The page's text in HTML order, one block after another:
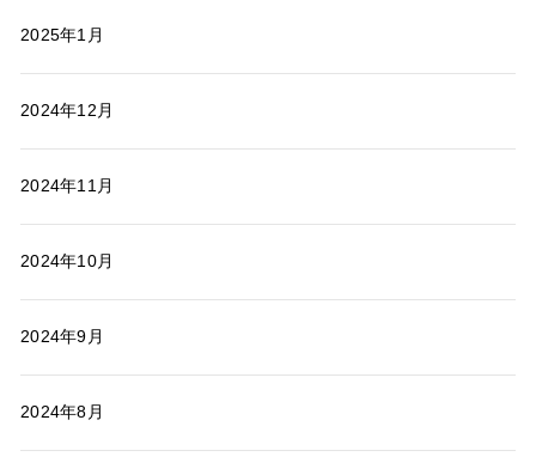
2025年1月
2024年12月
2024年11月
2024年10月
2024年9月
2024年8月